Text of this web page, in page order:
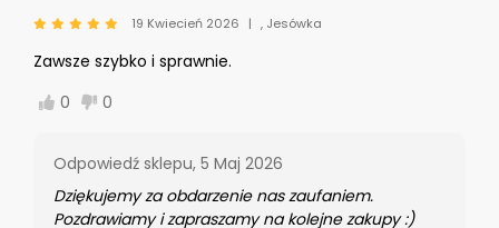
19 Kwiecień 2026 , Jesówka
Zawsze szybko i sprawnie.
0
0
Odpowiedź sklepu, 5 Maj 2026
Dziękujemy za obdarzenie nas zaufaniem.
Pozdrawiamy i zapraszamy na kolejne zakupy :)